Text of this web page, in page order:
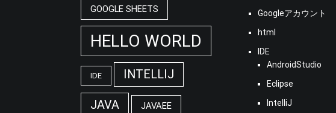
GOOGLE SHEETS
HELLO WORLD
IDE INTELLIJ
JAVA JAVAEE
Googleアカウント
html
IDE
AndroidStudio
Eclipse
IntelliJ